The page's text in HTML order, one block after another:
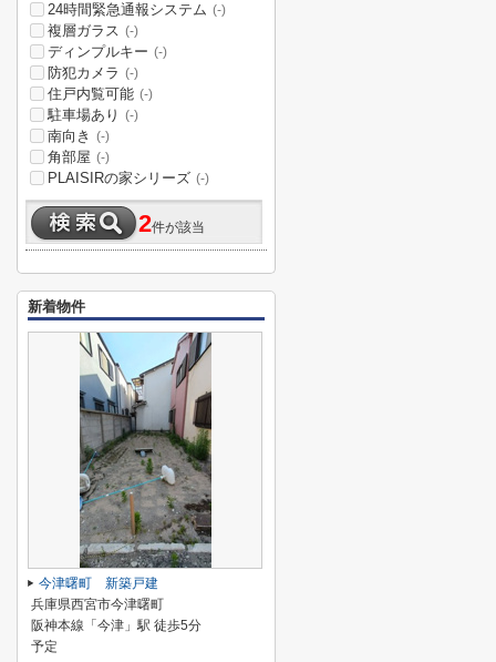
24時間緊急通報システム (-)
複層ガラス (-)
ディンプルキー (-)
防犯カメラ (-)
住戸内覧可能 (-)
駐車場あり (-)
南向き (-)
角部屋 (-)
PLAISIRの家シリーズ (-)
2件が該当
新着物件
今津曙町 新築戸建
兵庫県西宮市今津曙町
阪神本線「今津」駅 徒歩5分
予定